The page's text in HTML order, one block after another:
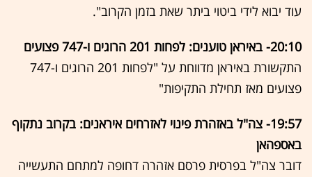
עוד יבוא לידי ביטוי ביתר שאת בזמן הקרוב".
20:10- באיראן טוענים: לפחות 201 הרוגים ו-747 פצועים
התקשורת באיראן מדווחת על "לפחות 201 הרוגים ו-747
פצועים מאז תחילת התקיפות"
19:57- צה"ל באזהרת פינוי לאזרחים איראנים: בקרוב נתקוף
באספהאן
דובר צה"ל בפרסית פרסם אזהרה דחופה למתחם התעשייה